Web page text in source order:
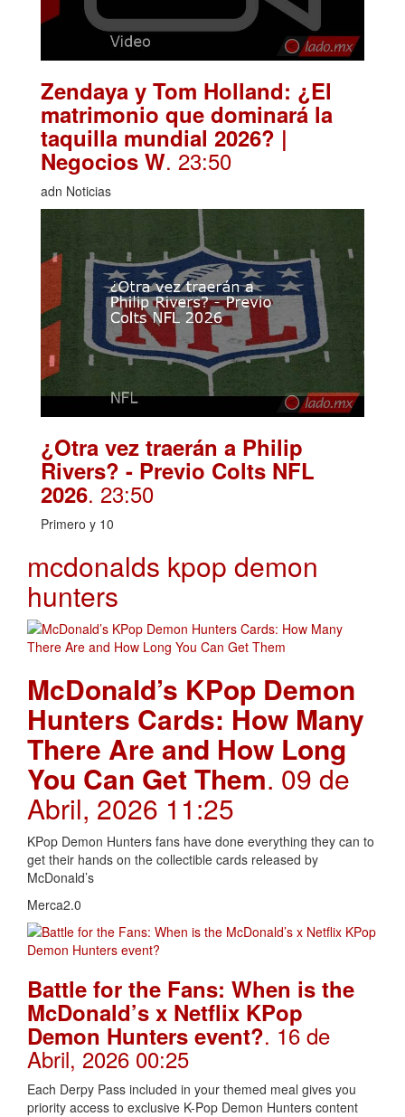
Zendaya y Tom Holland: ¿El
matrimonio que dominará la
taquilla mundial 2026? |
Negocios W. 23:50
adn Noticias
¿Otra vez traerán a Philip
Rivers? - Previo Colts NFL
2026. 23:50
Primero y 10
mcdonalds kpop demon
hunters
McDonald’s KPop Demon
Hunters Cards: How Many
There Are and How Long
You Can Get Them. 09 de
Abril, 2026 11:25
KPop Demon Hunters fans have done everything they can to
get their hands on the collectible cards released by
McDonald’s
Merca2.0
Battle for the Fans: When is the
McDonald’s x Netflix KPop
Demon Hunters event?. 16 de
Abril, 2026 00:25
Each Derpy Pass included in your themed meal gives you
priority access to exclusive K-Pop Demon Hunters content